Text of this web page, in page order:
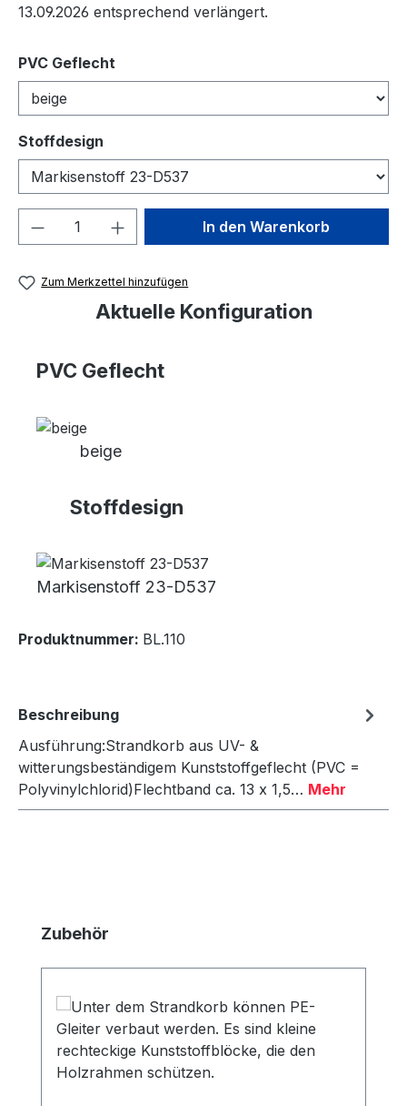
13.09.2026 entsprechend verlängert.
PVC Geflecht
Stoffdesign
Produkt Anzahl: Gib denIn den Warenkorb
Zum Merkzettel hinzufügen
Aktuelle Konfiguration
PVC Geflecht
beige
Stoffdesign
Markisenstoff 23-D537
Produktnummer: BL.110
Beschreibung
Ausführung:Strandkorb aus UV- &
witterungsbeständigem Kunststoffgeflecht (PVC =
Polyvinylchlorid)Flechtband ca. 13 x 1,5… Mehr
Produktgalerie überspringen
Zubehör